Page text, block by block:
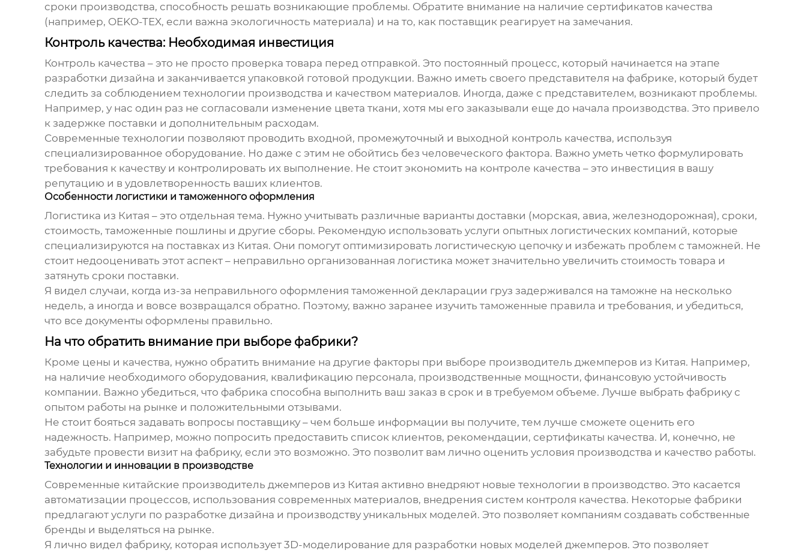
сроки производства, способность решать возникающие проблемы. Обратите внимание на наличие сертификатов качества
(например, OEKO-TEX, если важна экологичность материала) и на то, как поставщик реагирует на замечания.
Контроль качества: Необходимая инвестиция
Контроль качества – это не просто проверка товара перед отправкой. Это постоянный процесс, который начинается на этапе
разработки дизайна и заканчивается упаковкой готовой продукции. Важно иметь своего представителя на фабрике, который будет
следить за соблюдением технологии производства и качеством материалов. Иногда, даже с представителем, возникают проблемы.
Например, у нас один раз не согласовали изменение цвета ткани, хотя мы его заказывали еще до начала производства. Это привело
к задержке поставки и дополнительным расходам.
Современные технологии позволяют проводить входной, промежуточный и выходной контроль качества, используя
специализированное оборудование. Но даже с этим не обойтись без человеческого фактора. Важно уметь четко формулировать
требования к качеству и контролировать их выполнение. Не стоит экономить на контроле качества – это инвестиция в вашу
репутацию и в удовлетворенность ваших клиентов.
Особенности логистики и таможенного оформления
Логистика из Китая – это отдельная тема. Нужно учитывать различные варианты доставки (морская, авиа, железнодорожная), сроки,
стоимость, таможенные пошлины и другие сборы. Рекомендую использовать услуги опытных логистических компаний, которые
специализируются на поставках из Китая. Они помогут оптимизировать логистическую цепочку и избежать проблем с таможней. Не
стоит недооценивать этот аспект – неправильно организованная логистика может значительно увеличить стоимость товара и
затянуть сроки поставки.
Я видел случаи, когда из-за неправильного оформления таможенной декларации груз задерживался на таможне на несколько
недель, а иногда и вовсе возвращался обратно. Поэтому, важно заранее изучить таможенные правила и требования, и убедиться,
что все документы оформлены правильно.
На что обратить внимание при выборе фабрики?
Кроме цены и качества, нужно обратить внимание на другие факторы при выборе производитель джемперов из Китая. Например,
на наличие необходимого оборудования, квалификацию персонала, производственные мощности, финансовую устойчивость
компании. Важно убедиться, что фабрика способна выполнить ваш заказ в срок и в требуемом объеме. Лучше выбрать фабрику с
опытом работы на рынке и положительными отзывами.
Не стоит бояться задавать вопросы поставщику – чем больше информации вы получите, тем лучше сможете оценить его
надежность. Например, можно попросить предоставить список клиентов, рекомендации, сертификаты качества. И, конечно, не
забудьте провести визит на фабрику, если это возможно. Это позволит вам лично оценить условия производства и качество работы.
Технологии и инновации в производстве
Современные китайские производитель джемперов из Китая активно внедряют новые технологии в производство. Это касается
автоматизации процессов, использования современных материалов, внедрения систем контроля качества. Некоторые фабрики
предлагают услуги по разработке дизайна и производству уникальных моделей. Это позволяет компаниям создавать собственные
бренды и выделяться на рынке.
Я лично видел фабрику, которая использует 3D-моделирование для разработки новых моделей джемперов. Это позволяет